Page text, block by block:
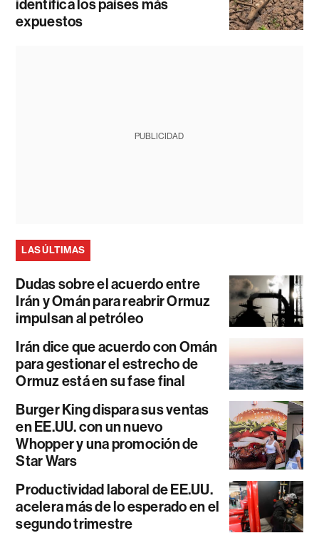
identifica los países más
expuestos
PUBLICIDAD
LAS ÚLTIMAS
Dudas sobre el acuerdo entre
Irán y Omán para reabrir Ormuz
impulsan al petróleo
Irán dice que acuerdo con Omán
para gestionar el estrecho de
Ormuz está en su fase final
Burger King dispara sus ventas
en EE.UU. con un nuevo
Whopper y una promoción de
Star Wars
Productividad laboral de EE.UU.
acelera más de lo esperado en el
segundo trimestre